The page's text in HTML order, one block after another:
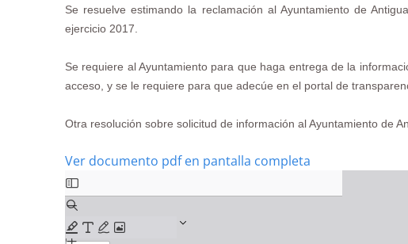
Se resuelve estimando la reclamación al Ayuntamiento de
ejercicio 2017.
Se requiere al Ayuntamiento para que haga entrega de la
acceso, y se le requiere para que adecúe en el portal de
Otra resolución sobre solicitud de información al Ayuntamiento de
Ver documento pdf en pantalla completa